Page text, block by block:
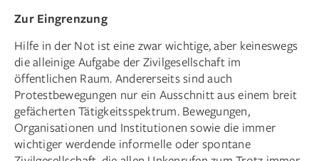
Zur Eingrenzung
Hilfe in der Not ist eine zwar wichtige, aber keineswegs
die ­alleinige Aufgabe der Zivilgesellschaft im
öffentlichen Raum. Andererseits sind auch
Protestbewegungen nur ein Ausschnitt aus einem breit
gefächerten Tätigkeitsspektrum. Bewegungen,
Organisationen und Institutionen sowie die immer
wichtiger werdende informelle oder spontane